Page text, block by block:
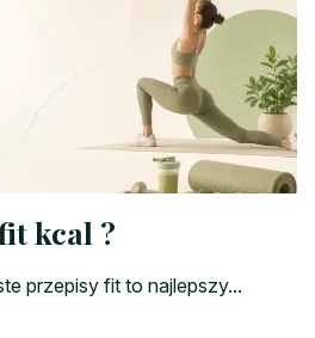
kcal ?
przepisy fit to najlepszy...